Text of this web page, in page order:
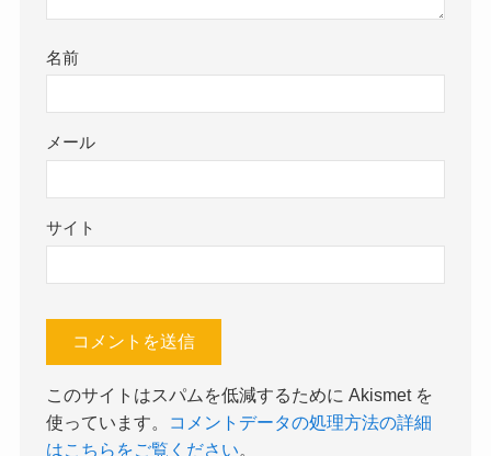
名前
メール
サイト
このサイトはスパムを低減するために Akismet を
使っています。
コメントデータの処理方法の詳細
はこちらをご覧ください。